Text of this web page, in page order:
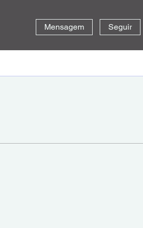
Mensagem Seguir